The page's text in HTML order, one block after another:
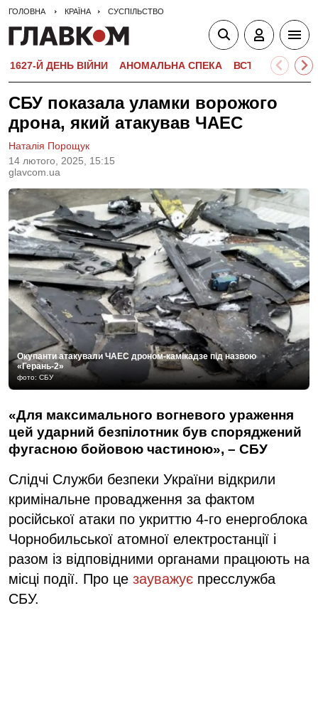
ГОЛОВНА КРАЇНА СУСПІЛЬСТВО
1627-Й ДЕНЬ ВІЙНИ АНОМАЛЬНА СПЕКА ВСТУПНА
СБУ показала уламки ворожого
дрона, який атакував ЧАЕС
14 лютого, 2025, 15:15
glavcom.ua
Наталія Порощук
Окупанти атакували ЧАЕС дроном-камікадзе під назвою
«Герань-2»
фото: СБУ
«Для максимального вогневого ураження
цей ударний безпілотник був споряджений
фугасною бойовою частиною», – СБУ
Слідчі Служби безпеки України відкрили
кримінальне провадження за фактом
російської атаки по укриттю 4-го енергоблока
Чорнобильської атомної електростанції і
разом із відповідними органами працюють на
місці події. Про це зауважує пресслужба
СБУ.